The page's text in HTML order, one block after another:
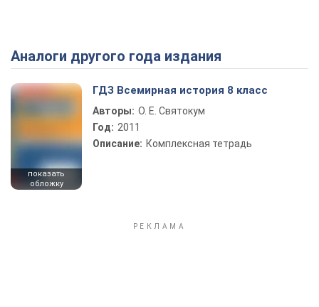
Play Video
Аналоги другого года издания
показать
обложку
ГДЗ Всемирная история 8 класс
Авторы: О. Е. Святокум
Год: 2011
Описание: Комплексная тетрадь